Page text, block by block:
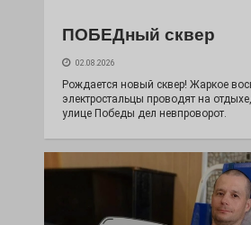
ПОБЕДный сквер
02.08.2026
Рождается новый сквер! Жаркое
электростальцы проводят на
улице Победы дел невпроворот.